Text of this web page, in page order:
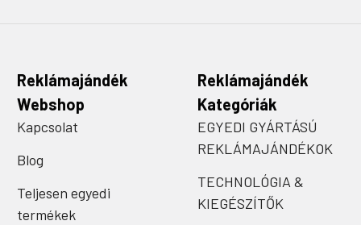
Reklámajándék
Webshop
Kapcsolat
Blog
Teljesen egyedi
termékek
Reklámajándék
Kategóriák
EGYEDI GYÁRTÁSÚ
REKLÁMAJÁNDÉKOK
TECHNOLÓGIA &
KIEGÉSZÍTŐK